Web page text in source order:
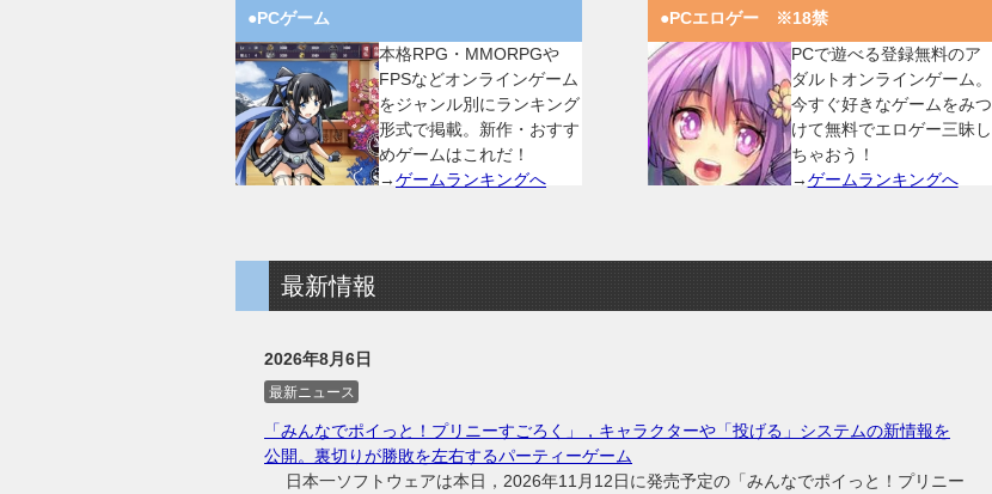
●PCゲーム
本格RPG・MMORPGや
FPSなどオンラインゲーム
をジャンル別にランキング
形式で掲載。新作・おすす
めゲームはこれだ！
→ゲームランキングへ
●PCエロゲー ※18禁
PCで遊べる登録無料のア
ダルトオンラインゲーム。
今すぐ好きなゲームをみつ
けて無料でエロゲー三昧し
ちゃおう！
→ゲームランキングへ
最新情報
2026年8月6日
最新ニュース
「みんなでポイっと！プリニーすごろく」，キャラクターや「投げる」システムの新情報を
公開。裏切りが勝敗を左右するパーティーゲーム
日本一ソフトウェアは本日，2026年11月12日に発売予定の「みんなでポイっと！プリニー